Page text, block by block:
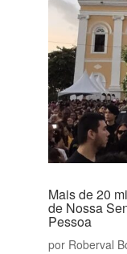
Mais de 20
de Nossa
Pessoa
por Roberval